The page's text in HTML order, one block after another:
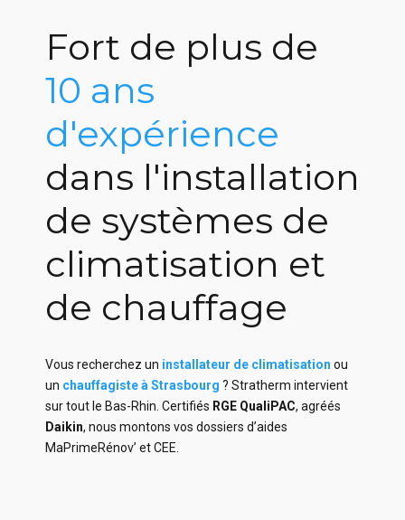
Fort de plus de
10 ans
d'expérience
dans l'installation
de systèmes de
climatisation et
de chauffage
Vous recherchez un installateur de climatisation ou
un chauffagiste à Strasbourg ? Stratherm intervient
sur tout le Bas-Rhin. Certifiés RGE QualiPAC, agréés
Daikin, nous montons vos dossiers d’aides
MaPrimeRénov’ et CEE.